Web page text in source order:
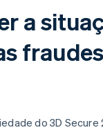
a
do 3D Secure